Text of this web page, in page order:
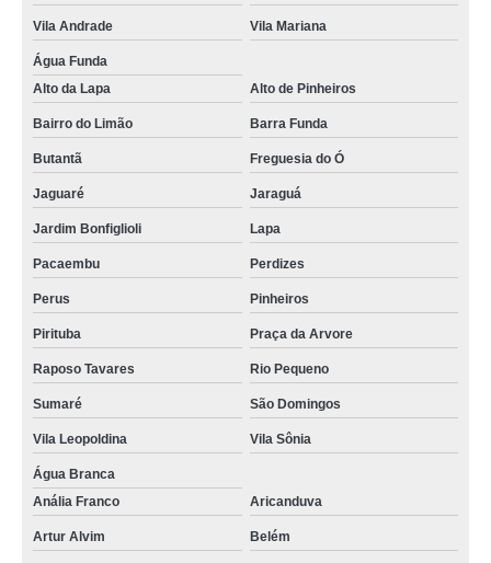
Vila Andrade Vila Mariana
Água Funda
Alto da Lapa
Alto de Pinheiros
Bairro do Limão Barra Funda
Butantã Freguesia do Ó
Jaguaré Jaraguá
Jardim Bonfiglioli Lapa
Pacaembu Perdizes
Perus Pinheiros
Pirituba Praça da Arvore
Raposo Tavares Rio Pequeno
Sumaré São Domingos
Vila Leopoldina Vila Sônia
Água Branca
Anália Franco
Aricanduva
Artur Alvim Belém